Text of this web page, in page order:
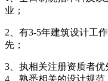
5、有良好的写作能力及
6、不断学习的能力；
7、深度工作的能力。